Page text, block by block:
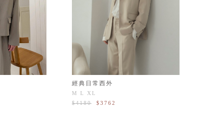
經典日常西外
M L
XL
$4180
$3762